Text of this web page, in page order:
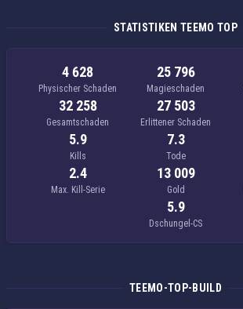
STATISTIKEN TEEMO TOP
4 628
Physischer Schaden
25 796
Magieschaden
32 258
Gesamtschaden
27 503
Erlittener Schaden
5.9
Kills
7.3
Tode
2.4
Max. Kill-Serie
13 009
Gold
5.9
Dschungel-CS
TEEMO-TOP-BUILD